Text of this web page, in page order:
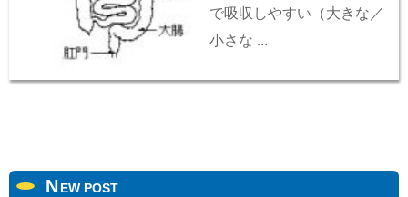
で吸収しやすい（大きな／
小さな ...
N EW POST